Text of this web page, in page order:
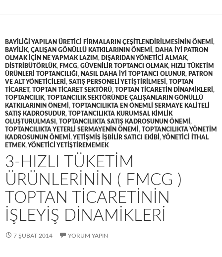
BAYILIĞI YAPILAN ÜRETICI FIRMALARIN ÇEŞITLENDIRILMESININ ÖNEMI ,
BAYILIK, ÇALIŞAN GÖNÜLLÜ KATKILARININ ÖNEMI , DAHA IYI PATRON
OLMAK IÇIN NE YAPMAK LAZIM , DIŞARIDAN YÖNETICI ALMAK,
DISTRIBÜTÖRLÜK, FMCG, GÜVENILIR TOPTANCI OLMAK, HIZLI TÜKETIM
ÜRÜNLERI TOPTANCILIĞI , NASIL DAHA IYI TOPTANCI OLUNUR, PATRON
VE ALT YÖNETICILERI , SATIŞ PERSONELI YETIŞTIRILMESI , TOPTAN
TICARET, TOPTAN TICARET SEKTÖRÜ, TOPTAN TICARETIN DINAMIKLERI ,
TOPTANCILIK, TOPTANCILIK SEKTÖRÜNDE ÇALIŞANLARIN GÖNÜLLÜ
KATKILARININ ÖNEMI , TOPTANCILIKTA EN ÖNEMLI SERMAYE KALITELI
SATIŞ KADROSUDUR, TOPTANCILIKTA KURUMSAL KIMLIK
OLUŞTURULMASI , TOPTANCILIKTA SATIŞ KADROSUNUN ÖNEMI ,
TOPTANCILIKTA YETERLI SERMAYENIN ÖNEMI , TOPTANCILIKTA YÖNETIM
KADROSUNUN ÖNEMI ,YETIŞMIŞ IŞBILIR SATICI EKIBI ,YÖNETICI ITHAL
ETMEK,YÖNETICI YETIŞTIREMEMEK
3-HIZLI TÜKETIM
ÜRÜNLERININ ( FMCG )
TOPTAN TICARETININ
IŞLEYIŞ DINAMIKLERI
7 ŞUBAT 2014 YORUM YAPIN